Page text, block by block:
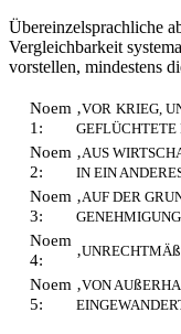
Übereinzelsprachliche
Vergleichbarkeit
vorstellen, mindestens
Noem
1:
‚VOR KRIEG,
GEFLÜCHTETE
Noem
2:
‚AUS
IN EIN
Noem
3:
‚AUF DER
Noem
4:
‚UNRECHTMÄß
Noem
5:
‚VON AUß